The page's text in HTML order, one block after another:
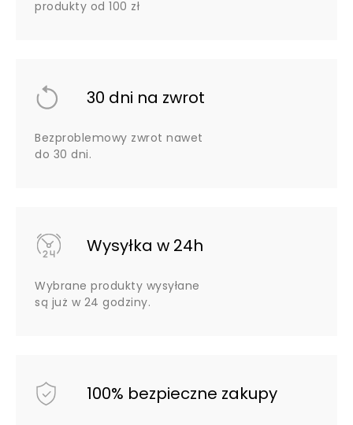
produkty od 100 zł
30 dni na zwrot
Bezproblemowy zwrot nawet
do 30 dni.
Wysyłka w 24h
Wybrane produkty wysyłane
są już w 24 godziny.
100% bezpieczne zakupy